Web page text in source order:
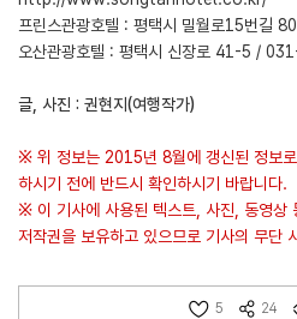
프린스관광호텔 : 평택시 밀월로15번길
오산관광호텔 : 평택시 신장로 41-5 /
글, 사진 : 권현지(여행작가)
※ 위 정보는 2015년 8월에 갱신된 정보
하시기 전에 반드시 확인하시기 바랍니다.
※ 이 기사에 사용된 텍스트, 사진, 동영상
저작권을 보유하고 있으므로 기사의 무단
5 24